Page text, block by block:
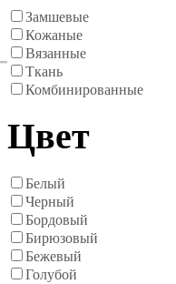
Замшевые
Кожаные
Вязанные
Ткань
Комбинированные
Цвет
Белый
Черный
Бордовый
Бирюзовый
Бежевый
Голубой